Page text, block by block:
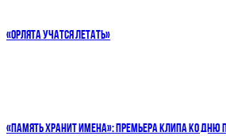
«ОРЛЯТА УЧАТСЯ ЛЕТАТЬ»
«ПАМЯТЬ ХРАНИТ ИМЕНА»: ПРЕМЬЕРА КЛИПА КО ДНЮ